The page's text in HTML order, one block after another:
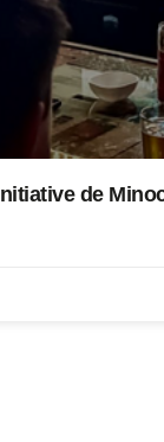
de